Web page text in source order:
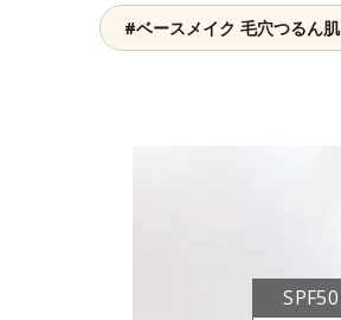
#ベースメイク 毛穴つるん肌
SPF50